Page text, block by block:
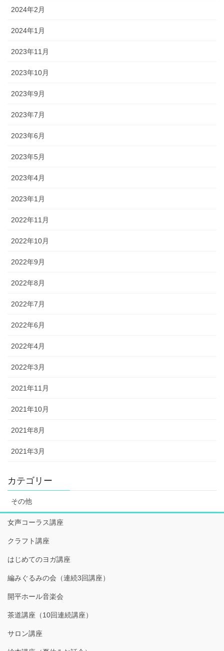
2024年2月
2024年1月
2023年11月
2023年10月
2023年9月
2023年7月
2023年6月
2023年5月
2023年4月
2023年1月
2022年11月
2022年10月
2022年9月
2022年8月
2022年7月
2022年6月
2022年4月
2022年3月
2021年11月
2021年10月
2021年8月
2021年3月
カテゴリー
その他
女声コーラス講座
クラフト講座
はじめてのヨガ講座
編みぐるみの会（連続3回講座）
開平ホール音楽会
茶道講座（10回連続講座）
サロン講座